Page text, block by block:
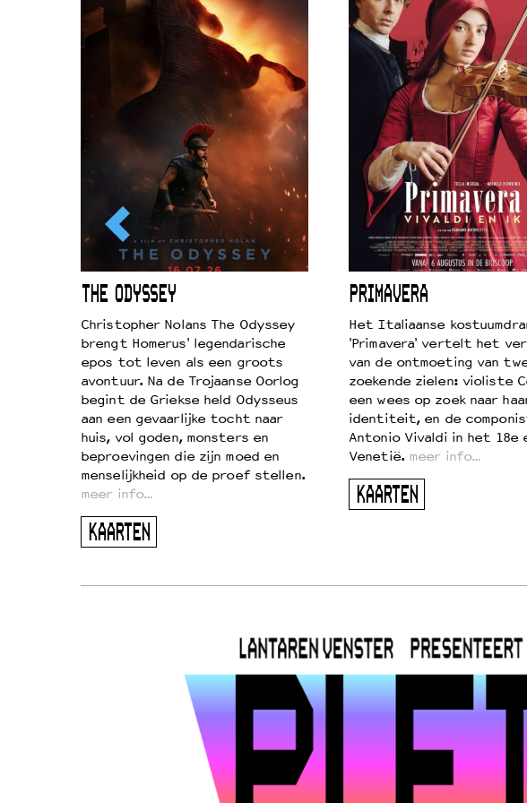
THE ODYSSEY
Christopher Nolans The Odyssey
brengt Homerus' legendarische
epos tot leven als een groots
avontuur. Na de Trojaanse Oorlog
begint de Griekse held Odysseus
aan een gevaarlijke tocht naar
huis, vol goden, monsters en
beproevingen die zijn moed en
menselijkheid op de proef stellen.
meer info…
KAARTEN
PRIMAVERA
Het Italiaanse
'Primavera' vertelt het
van de ontmoeting van
zoekende zielen: violiste
een wees op zoek naar
identiteit, en de
Antonio Vivaldi in het 18e
Venetië. meer info…
KAARTEN